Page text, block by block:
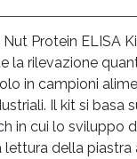
Protein ELISA
la rilevazione
in campioni
Il kit si basa
in cui lo sviluppo
lettura della piastra